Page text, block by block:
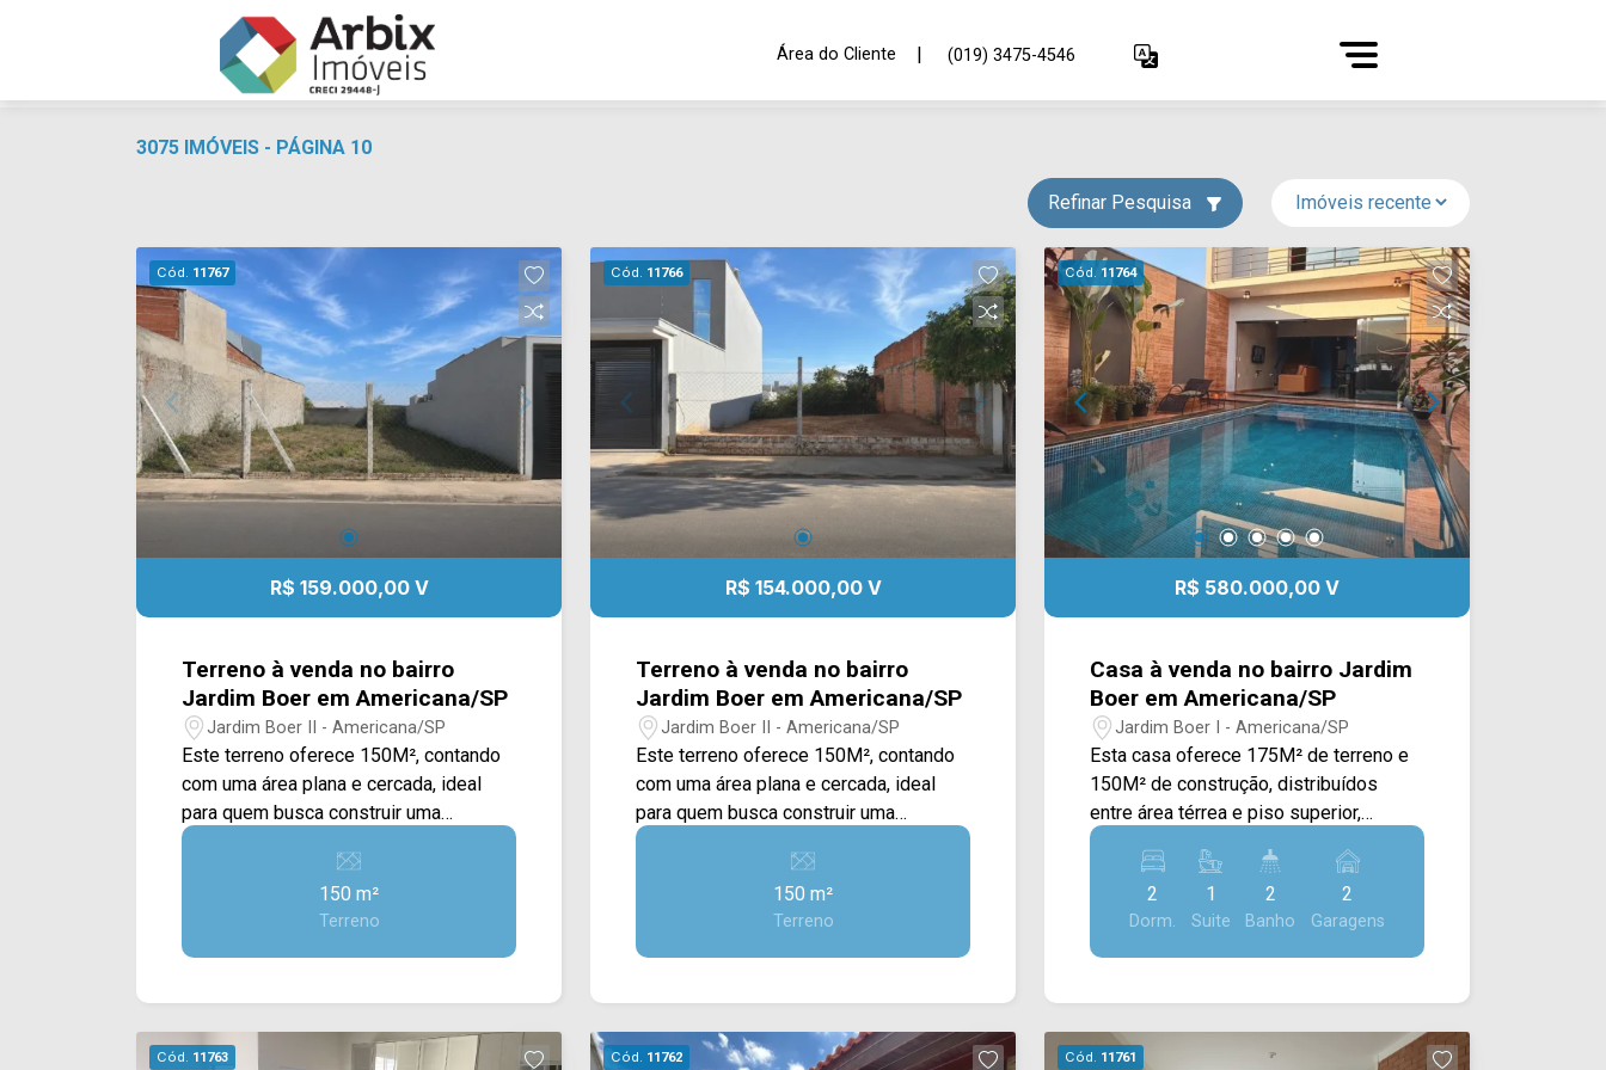
Área do Cliente | (019) 3475-4546
3075 IMÓVEIS - PÁGINA 10
Refinar Pesquisa
Cód. 11767
R$ 159.000,00 V
Terreno à venda no bairro
Jardim Boer em Americana/SP
Jardim Boer II - Americana/SP
Este terreno oferece 150M², contando
com uma área plana e cercada, ideal
para quem busca construir uma
residência em uma região com
infraestrutura consolidada e em
constante desenvolvimento. Com
excelente aproveitamento do espaço e
testada voltada para rua asfaltada, o
modernos e funcionais. Situado entre
150 m²
Terreno
Cód. 11766
R$ 154.000,00 V
Terreno à venda no bairro
Jardim Boer em Americana/SP
Jardim Boer II - Americana/SP
Este terreno oferece 150M², contando
com uma área plana e cercada, ideal
para quem busca construir uma
residência em uma região com
infraestrutura consolidada e em
constante desenvolvimento. Com
excelente aproveitamento do espaço e
testada voltada para rua asfaltada, o
modernos e funcionais. Situado entre
150 m²
Terreno
Cód. 11764
R$ 580.000,00 V
Casa à venda no bairro Jardim
Boer em Americana/SP
Jardim Boer I - Americana/SP
Esta casa oferece 175M² de terreno e
150M² de construção, distribuídos
entre área térrea e piso superior,
proporcionando ambientes bem
planejados e espaços voltados ao
conforto e ao lazer. Na parte térrea, o
imóvel conta com sala integrada à
cozinha totalmente planejada, equipada
dia a dia. A área externa dispõe de
2
Dorm.
1
Suite
2
Banho
2
Garagens
Cód. 11763 Cód. 11762 Cód. 11761